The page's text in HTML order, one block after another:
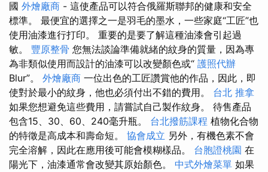
國 外燴廠商 - 這使產品可以符合俄羅斯聯邦的健康和安全
標準。 最便宜的選擇之一是羽毛的墨水，一些家庭“工匠”也
使用油漆進行打印。 重要的是要了解這種油漆會引起過
敏。 豐原整骨 您無法談論準備就緒的紋身的質量，因為專
為非類似使用而設計的油漆可以改變顏色或“ 護照代辦
Blur”。 外燴廠商 一位出色的工匠讚賞他的作品，因此，即
使對於最小的紋身，他也必須付出不錯的費用。 台北 推拿
如果您想避免這些費用，請嘗試自己製作紋身。 待售產品
包含15、30、60、240毫升瓶。 台北撥筋課程 植物化合物
的特徵是高成本和壽命短。 協會成立 另外，有機色素不會
完全溶解，因此在應用後可能會模糊樣品。 台胞證桃園 在
陽光下，油漆通常會改變其原始顏色。 中式外燴菜單 如果